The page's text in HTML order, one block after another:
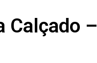
Calçado –